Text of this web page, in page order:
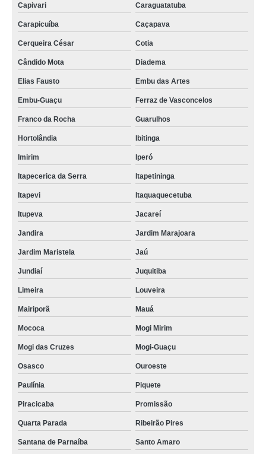
Capivari Caraguatatuba
Carapicuíba Caçapava
Cerqueira César Cotia
Cândido Mota Diadema
Elias Fausto Embu das Artes
Embu-Guaçu Ferraz de Vasconcelos
Franco da Rocha Guarulhos
Hortolândia Ibitinga
Imirim Iperó
Itapecerica da Serra Itapetininga
Itapevi Itaquaquecetuba
Itupeva Jacareí
Jandira Jardim Marajoara
Jardim Maristela Jaú
Jundiaí Juquitiba
Limeira Louveira
Mairiporã Mauá
Mococa Mogi Mirim
Mogi das Cruzes Mogi-Guaçu
Osasco Ouroeste
Paulínia Piquete
Piracicaba Promissão
Quarta Parada Ribeirão Pires
Santana de Parnaíba Santo Amaro